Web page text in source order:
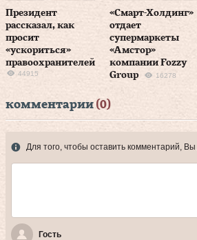
Президент
рассказал, как
просит
«ускориться»
правоохранителей
44915
«Смарт-Холдинг»
отдает
супермаркеты
«Амстор»
компании Fozzy
Group
16278
комментарии (0)
Для того, чтобы оставить комментарий,
Гость